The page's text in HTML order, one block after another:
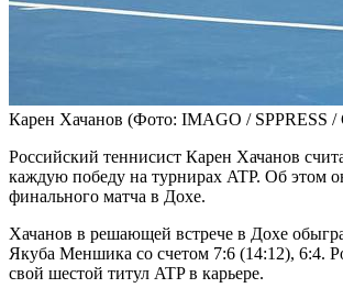
Карен Хачанов (Фото: IMAGO / SPPRESS /
Российский теннисист Карен Хачанов
каждую победу на турнирах ATP. Об этом
финального матча в Дохе.
Хачанов в решающей встрече в Дохе
Якуба Меншика со счетом 7:6 (14:12), 6:4.
свой шестой титул ATP в карьере.